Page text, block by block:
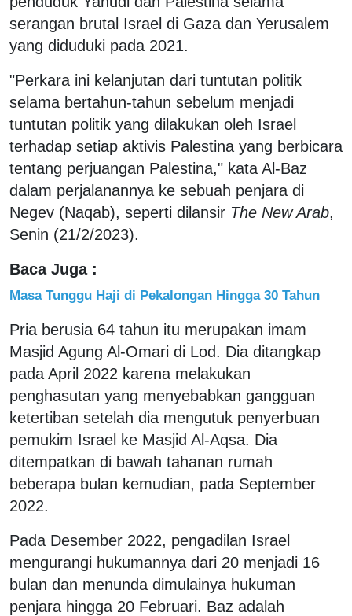
serangan brutal Israel di Gaza dan Yerusalem
yang diduduki pada 2021.
"Perkara ini kelanjutan dari tuntutan politik
selama bertahun-tahun sebelum menjadi
tuntutan politik yang dilakukan oleh Israel
terhadap setiap aktivis Palestina yang berbicara
tentang perjuangan Palestina," kata Al-Baz
dalam perjalanannya ke sebuah penjara di
Negev (Naqab), seperti dilansir The New Arab,
Senin (21/2/2023).
Baca Juga :
Masa Tunggu Haji di Pekalongan Hingga 30 Tahun
Pria berusia 64 tahun itu merupakan imam
Masjid Agung Al-Omari di Lod. Dia ditangkap
pada April 2022 karena melakukan
penghasutan yang menyebabkan gangguan
ketertiban setelah dia mengutuk penyerbuan
pemukim Israel ke Masjid Al-Aqsa. Dia
ditempatkan di bawah tahanan rumah
beberapa bulan kemudian, pada September
2022.
Pada Desember 2022, pengadilan Israel
mengurangi hukumannya dari 20 menjadi 16
bulan dan menunda dimulainya hukuman
penjara hingga 20 Februari. Baz adalah